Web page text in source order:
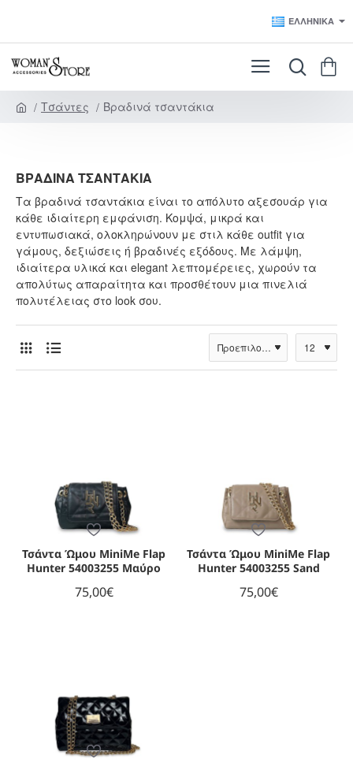
ΕΛΛΗΝΙΚΆ
Τσάντες Βραδινά τσαντάκια
ΒΡΑΔΙΝΆ ΤΣΑΝΤΆΚΙΑ
Τα βραδινά τσαντάκια είναι το απόλυτο αξεσουάρ για
κάθε ιδιαίτερη εμφάνιση. Κομψά, μικρά και
εντυπωσιακά, ολοκληρώνουν με στιλ κάθε outfit για
γάμους, δεξιώσεις ή βραδινές εξόδους. Με λάμψη,
ιδιαίτερα υλικά και elegant λεπτομέρειες, χωρούν τα
απολύτως απαραίτητα και προσθέτουν μια πινελιά
πολυτέλειας στο look σου.
Τσάντα Ώμου MiniMe Flap
Hunter 54003255 Μαύρο
75,00€
Τσάντα Ώμου MiniMe Flap
Hunter 54003255 Sand
75,00€